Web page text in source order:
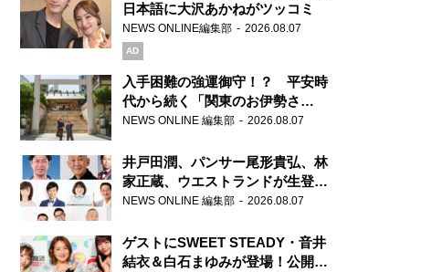
日本語に大沢あかねがツッコミ
NEWS ONLINE編集部 2026.08.07
AD
入手困難の強運御守！？ 平安時
代から続く「関東のお伊勢さ
ま」、芝大神宮にてランパンプス
NEWS ONLINE 編集部 2026.08.07
井戸田潤、パンサー尾形貴弘、林
家正蔵、ウエストランドが生登
場！『ラジオビバリー昼ズ』
NEWS ONLINE 編集部 2026.08.07
ゲストにSWEET STEADY・音井
結衣＆白石まゆみが登場！公開収